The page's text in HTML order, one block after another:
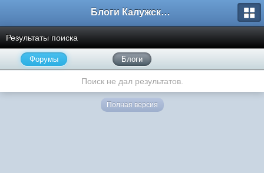
Блоги Калужского перекрестка
Результаты поиска
Форумы Блоги
Поиск не дал результатов.
Полная версия